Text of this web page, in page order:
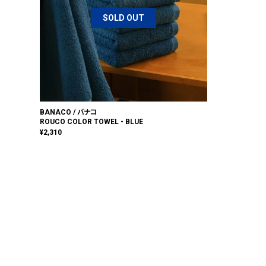
SOLD OUT
BANACO / バナコ
ROUCO COLOR TOWEL - BLUE
¥2,310